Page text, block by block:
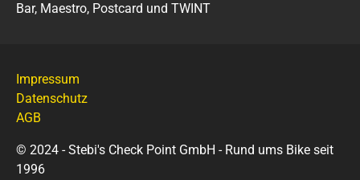
Bar, Maestro, Postcard und TWINT
Impressum
Datenschutz
AGB
© 2024 - Stebi's Check Point GmbH - Rund ums Bike seit
1996